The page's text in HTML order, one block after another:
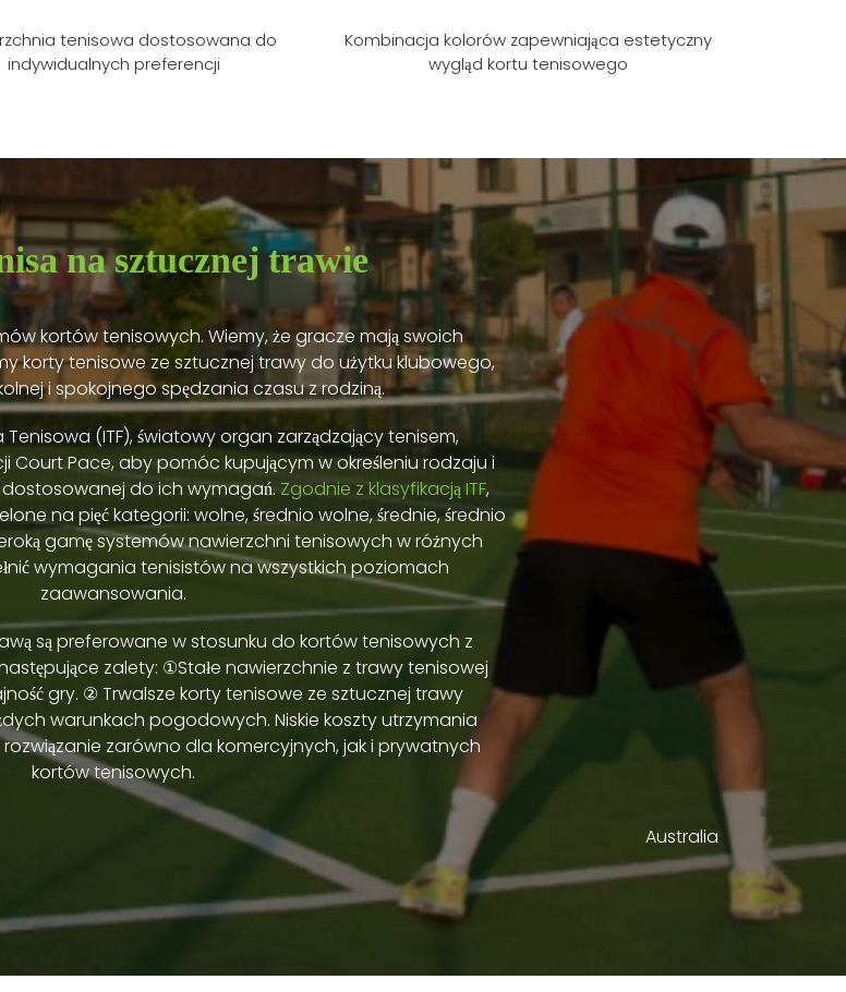
tenisowa dostosowana do
indywidualnych preferencji
Kombinacja kolorów zapewniająca estetyczny
wygląd kortu tenisowego
na sztucznej trawie
kortów tenisowych. Wiemy, że gracze mają swoich
korty tenisowe ze sztucznej trawy do użytku klubowego,
i spokojnego spędzania czasu z rodziną.
(ITF), światowy organ zarządzający tenisem,
Court Pace, aby pomóc kupującym w określeniu rodzaju i
do ich wymagań. Zgodnie z klasyfikacją ITF,
na pięć kategorii: wolne, średnio wolne, średnie, średnio
gamę systemów nawierzchni tenisowych w różnych
wymagania tenisistów na wszystkich poziomach
zaawansowania.
są preferowane w stosunku do kortów tenisowych z
zalety: ①Stałe nawierzchnie z trawy tenisowej
gry. ② Trwalsze korty tenisowe ze sztucznej trawy
warunkach pogodowych. Niskie koszty utrzymania
zarówno dla komercyjnych, jak i prywatnych
kortów tenisowych.
Australia